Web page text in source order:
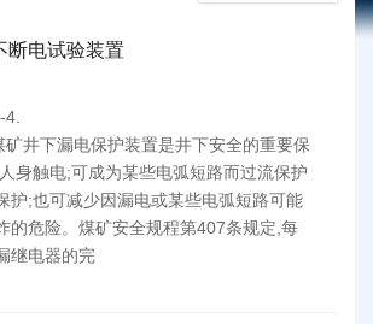
断电试验装置
矿井下漏电保护装置是井下安全的重要保
身触电;可成为某些电弧短路而过流保护
护;也可减少因漏电或某些电弧短路可能
的危险。煤矿安全规程第407条规定,每
继电器的完